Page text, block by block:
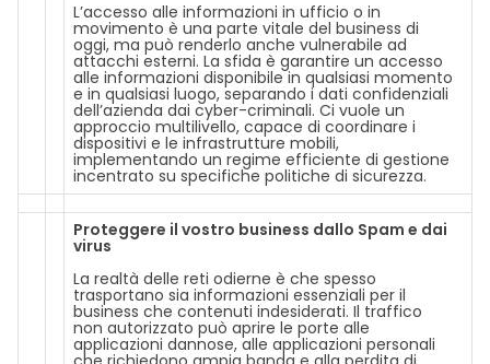
L’accesso alle informazioni in ufficio o in
movimento è una parte vitale del business di
oggi, ma può renderlo anche vulnerabile ad
attacchi esterni. La sfida è garantire un accesso
alle informazioni disponibile in qualsiasi momento
e in qualsiasi luogo, separando i dati confidenziali
dell’azienda dai cyber-criminali. Ci vuole un
approccio multilivello, capace di coordinare i
dispositivi e le infrastrutture mobili,
implementando un regime efficiente di gestione
incentrato su specifiche politiche di sicurezza.
Proteggere il vostro business dallo Spam e dai
virus
La realtà delle reti odierne è che spesso
trasportano sia informazioni essenziali per il
business che contenuti indesiderati. Il traffico
non autorizzato può aprire le porte alle
applicazioni dannose, alle applicazioni personali